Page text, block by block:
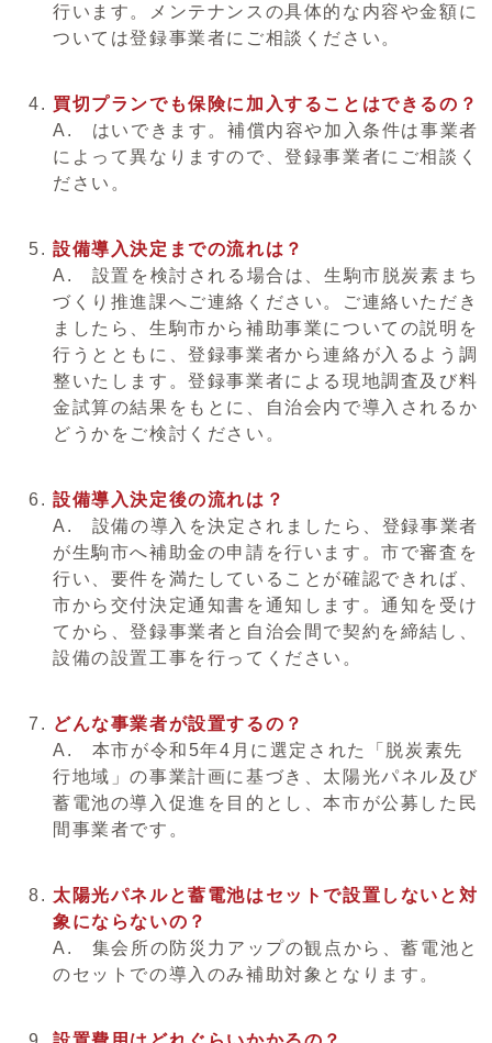
行います。メンテナンスの具体的な内容や金額に
ついては登録事業者にご相談ください。
買切プランでも保険に加入することはできるの？
A. はいできます。補償内容や加入条件は事業者
によって異なりますので、登録事業者にご相談く
ださい。
設備導入決定までの流れは？
A. 設置を検討される場合は、生駒市脱炭素まち
づくり推進課へご連絡ください。ご連絡いただき
ましたら、生駒市から補助事業についての説明を
行うとともに、登録事業者から連絡が入るよう調
整いたします。登録事業者による現地調査及び料
金試算の結果をもとに、自治会内で導入されるか
どうかをご検討ください。
設備導入決定後の流れは？
A. 設備の導入を決定されましたら、登録事業者
が生駒市へ補助金の申請を行います。市で審査を
行い、要件を満たしていることが確認できれば、
市から交付決定通知書を通知します。通知を受け
てから、登録事業者と自治会間で契約を締結し、
設備の設置工事を行ってください。
どんな事業者が設置するの？
A. 本市が令和5年4月に選定された「脱炭素先
行地域」の事業計画に基づき、太陽光パネル及び
蓄電池の導入促進を目的とし、本市が公募した民
間事業者です。
太陽光パネルと蓄電池はセットで設置しないと対
象にならないの？
A. 集会所の防災力アップの観点から、蓄電池と
のセットでの導入のみ補助対象となります。